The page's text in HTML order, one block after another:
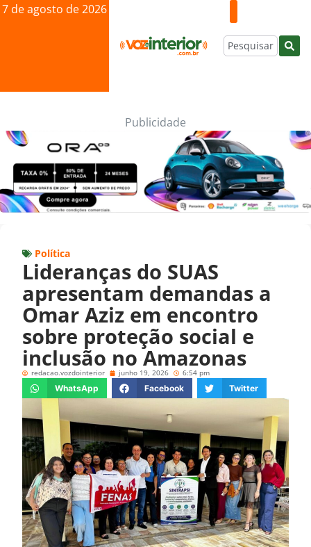
7 de agosto de 2026
Publicidade
Política
Lideranças do SUAS
apresentam demandas a
Omar Aziz em encontro
sobre proteção social e
inclusão no Amazonas
redacao.vozdointerior junho 19, 2026 6:54 pm
WhatsApp Facebook Twitter